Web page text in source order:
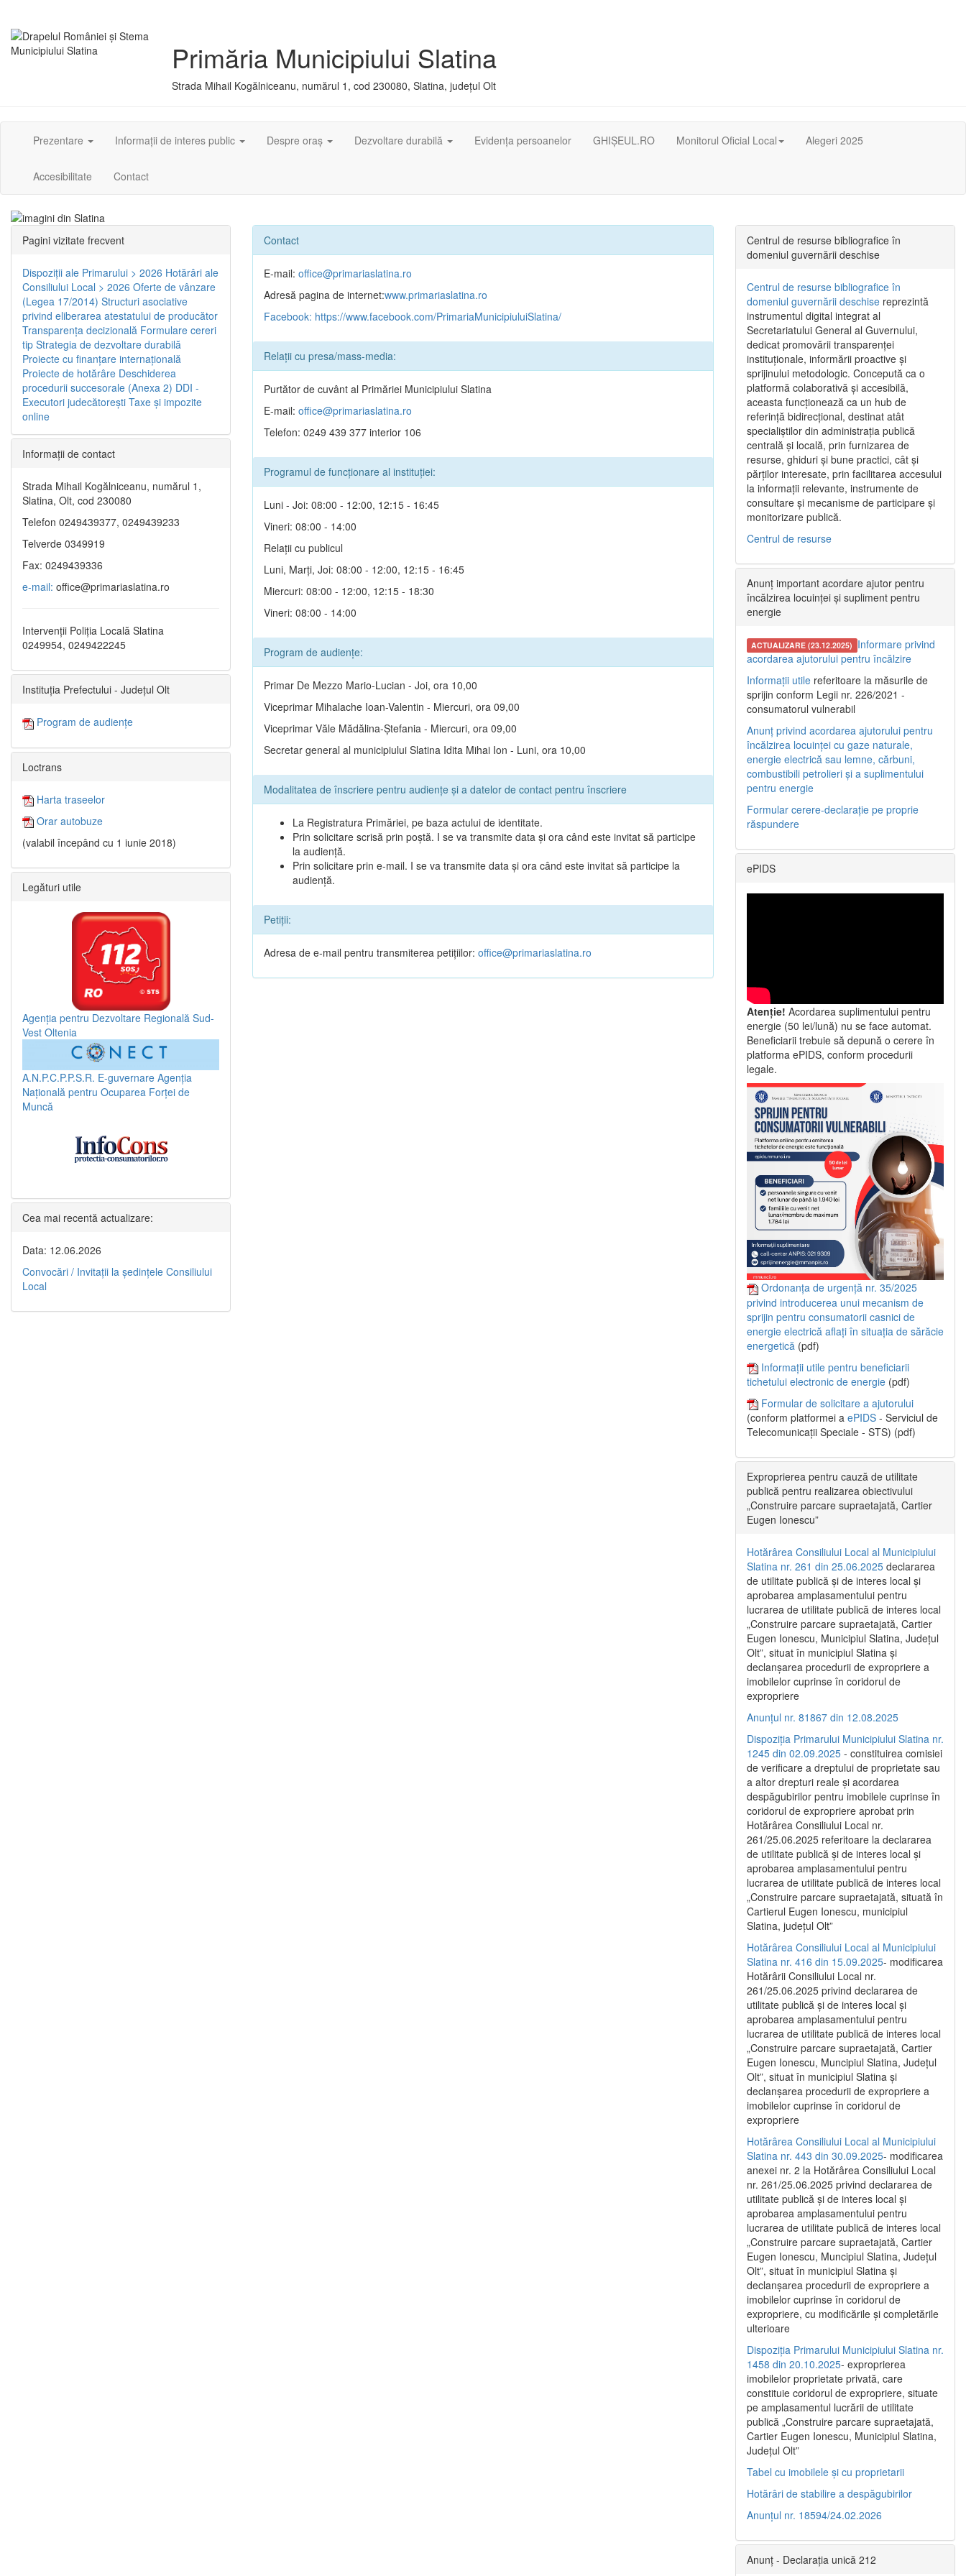
Primăria Municipiului Slatina
Strada Mihail Kogălniceanu, numărul 1, cod 230080, Slatina, județul Olt
Prezentare Informații de interes public Despre oraș Dezvoltare durabilă Evidența persoanelor GHIȘEUL.RO Monitorul Oficial Local Alegeri 2025
Accesibilitate Contact
Contact
E-mail: office@primariaslatina.ro
Adresă pagina de internet:www.primariaslatina.ro
Facebook: https://www.facebook.com/PrimariaMunicipiuluiSlatina/
Relații cu presa/mass-media:
Purtător de cuvânt al Primăriei Municipiului Slatina
E-mail: office@primariaslatina.ro
Telefon: 0249 439 377 interior 106
Programul de funcționare al instituției:
Luni - Joi: 08:00 - 12:00, 12:15 - 16:45
Vineri: 08:00 - 14:00
Relații cu publicul
Luni, Marți, Joi: 08:00 - 12:00, 12:15 - 16:45
Miercuri: 08:00 - 12:00, 12:15 - 18:30
Vineri: 08:00 - 14:00
Program de audiențe:
Primar De Mezzo Mario-Lucian - Joi, ora 10,00
Viceprimar Mihalache Ioan-Valentin - Miercuri, ora 09,00
Viceprimar Văle Mădălina-Ștefania - Miercuri, ora 09,00
Secretar general al municipiului Slatina Idita Mihai Ion - Luni, ora 10,00
Modalitatea de înscriere pentru audiențe și a datelor de contact pentru înscriere
La Registratura Primăriei, pe baza actului de identitate.
Prin solicitare scrisă prin poștă. I se va transmite data și ora când este invitat să participe
la audiență.
Prin solicitare prin e-mail. I se va transmite data și ora când este invitat să participe la
audiență.
Petiții:
Adresa de e-mail pentru transmiterea petițiilor: office@primariaslatina.ro
Pagini vizitate frecvent
Dispoziţii ale Primarului > 2026 Hotărâri ale
Consiliului Local > 2026 Oferte de vânzare
(Legea 17/2014) Structuri asociative
privind eliberarea atestatului de producător
Transparenţa decizională Formulare cereri
tip Strategia de dezvoltare durabilă
Proiecte cu finanţare internaţională
Proiecte de hotărâre Deschiderea
procedurii succesorale (Anexa 2) DDI -
Executori judecătorești Taxe şi impozite
online
Informaţii de contact
Strada Mihail Kogălniceanu, numărul 1,
Slatina, Olt, cod 230080
Telefon 0249439377, 0249439233
Telverde 0349919
Fax: 0249439336
e-mail: office@primariaslatina.ro
Intervenții Poliția Locală Slatina
0249954, 0249422245
Instituția Prefectului - Județul Olt
Program de audiențe
Loctrans
Harta traseelor
Orar autobuze
(valabil începând cu 1 iunie 2018)
Legături utile
Agenția pentru Dezvoltare Regională Sud-
Vest Oltenia
A.N.P.C.P.P.S.R. E-guvernare Agenția
Națională pentru Ocuparea Forței de
Muncă
Cea mai recentă actualizare:
Data: 12.06.2026
Convocări / Invitaţii la şedinţele Consiliului
Local
Centrul de resurse bibliografice în
domeniul guvernării deschise
Centrul de resurse bibliografice în
domeniul guvernării deschise reprezintă
instrumentul digital integrat al
Secretariatului General al Guvernului,
dedicat promovării transparenței
instituționale, informării proactive și
sprijinului metodologic. Concepută ca o
platformă colaborativă și accesibilă,
aceasta funcționează ca un hub de
referință bidirecțional, destinat atât
specialiștilor din administrația publică
centrală și locală, prin furnizarea de
resurse, ghiduri și bune practici, cât și
părților interesate, prin facilitarea accesului
la informații relevante, instrumente de
consultare și mecanisme de participare și
monitorizare publică.
Centrul de resurse
Anunț important acordare ajutor pentru
încălzirea locuinței și supliment pentru
energie
ACTUALIZARE (23.12.2025) Informare privind
acordarea ajutorului pentru încălzire
Informații utile referitoare la măsurile de
sprijin conform Legii nr. 226/2021 -
consumatorul vulnerabil
Anunț privind acordarea ajutorului pentru
încălzirea locuinței cu gaze naturale,
energie electrică sau lemne, cărbuni,
combustibili petrolieri și a suplimentului
pentru energie
Formular cerere-declarație pe proprie
răspundere
ePIDS
Atenție! Acordarea suplimentului pentru
energie (50 lei/lună) nu se face automat.
Beneficiarii trebuie să depună o cerere în
platforma ePIDS, conform procedurii
legale.
Ordonanța de urgență nr. 35/2025
privind introducerea unui mecanism de
sprijin pentru consumatorii casnici de
energie electrică aflați în situația de sărăcie
energetică (pdf)
Informații utile pentru beneficiarii
tichetului electronic de energie (pdf)
Formular de solicitare a ajutorului
(conform platformei a ePIDS - Serviciul de
Telecomunicații Speciale - STS) (pdf)
Exproprierea pentru cauză de utilitate
publică pentru realizarea obiectivului
„Construire parcare supraetajată, Cartier
Eugen Ionescu”
Hotărârea Consiliului Local al Municipiului
Slatina nr. 261 din 25.06.2025 declararea
de utilitate publică și de interes local și
aprobarea amplasamentului pentru
lucrarea de utilitate publică de interes local
„Construire parcare supraetajată, Cartier
Eugen Ionescu, Municipiul Slatina, Județul
Olt”, situat în municipiul Slatina și
declanșarea procedurii de expropriere a
imobilelor cuprinse în coridorul de
expropriere
Anunțul nr. 81867 din 12.08.2025
Dispoziția Primarului Municipiului Slatina nr.
1245 din 02.09.2025 - constituirea comisiei
de verificare a dreptului de proprietate sau
a altor drepturi reale și acordarea
despăgubirilor pentru imobilele cuprinse în
coridorul de expropriere aprobat prin
Hotărârea Consiliului Local nr.
261/25.06.2025 referitoare la declararea
de utilitate publică și de interes local și
aprobarea amplasamentului pentru
lucrarea de utilitate publică de interes local
„Construire parcare supraetajată, situată în
Cartierul Eugen Ionescu, municipiul
Slatina, județul Olt”
Hotărârea Consiliului Local al Municipiului
Slatina nr. 416 din 15.09.2025- modificarea
Hotărârii Consiliului Local nr.
261/25.06.2025 privind declararea de
utilitate publică și de interes local și
aprobarea amplasamentului pentru
lucrarea de utilitate publică de interes local
„Construire parcare supraetajată, Cartier
Eugen Ionescu, Muncipiul Slatina, Județul
Olt”, situat în municipiul Slatina și
declanșarea procedurii de expropriere a
imobilelor cuprinse în coridorul de
expropriere
Hotărârea Consiliului Local al Municipiului
Slatina nr. 443 din 30.09.2025- modificarea
anexei nr. 2 la Hotărârea Consiliului Local
nr. 261/25.06.2025 privind declararea de
utilitate publică şi de interes local şi
aprobarea amplasamentului pentru
lucrarea de utilitate publică de interes local
„Construire parcare supraetajată, Cartier
Eugen Ionescu, Muncipiul Slatina, Judeţul
Olt”, situat în municipiul Slatina şi
declanşarea procedurii de expropriere a
imobilelor cuprinse în coridorul de
expropriere, cu modificările şi completările
ulterioare
Dispoziția Primarului Municipiului Slatina nr.
1458 din 20.10.2025- exproprierea
imobilelor proprietate privată, care
constituie coridorul de expropriere, situate
pe amplasamentul lucrării de utilitate
publică „Construire parcare supraetajată,
Cartier Eugen Ionescu, Municipiul Slatina,
Județul Olt”
Tabel cu imobilele și cu proprietarii
Hotărâri de stabilire a despăgubirilor
Anunțul nr. 18594/24.02.2026
Anunț - Declarația unică 212